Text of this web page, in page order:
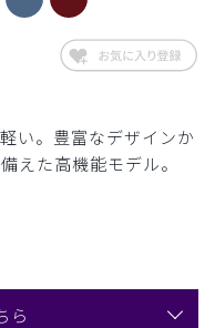
い。豊富なデザインか
えた高機能モデル。
ら